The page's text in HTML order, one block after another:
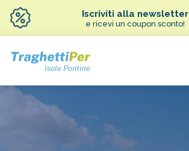
Iscriviti alla newsletter
e ricevi un coupon sconto!